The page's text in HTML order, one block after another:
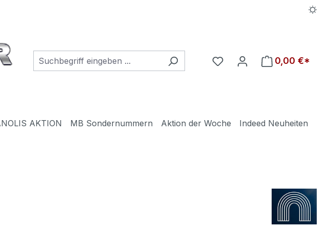
Du hast 0 Produkte auf
0,00 €*
AKTION MB Sondernummern Aktion der Woche
Indeed Neuheiten